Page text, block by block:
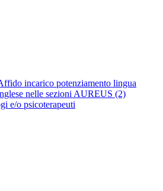
incarico potenziamento lingua
nelle sezioni AUREUS (2)
e/o psicoterapeuti